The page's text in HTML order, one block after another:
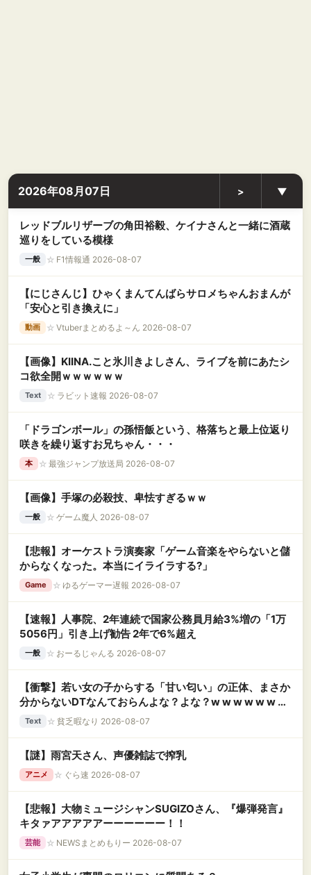
2026年08月07日 > ▼
レッドブルリザーブの角田裕毅、ケイナさんと一緒に酒蔵
巡りをしている模様
一般 ☆ F1情報通 2026-08-07
【にじさんじ】ひゃくまんてんばらサロメちゃんおまんが
「安心と引き換えに」
動画 ☆ Vtuberまとめるよ～ん 2026-08-07
【画像】KIINA.こと氷川きよしさん、ライブを前にあたシ
コ欲全開ｗｗｗｗｗｗ
Text ☆ ラビット速報 2026-08-07
「ドラゴンボール」の孫悟飯という、格落ちと最上位返り
咲きを繰り返すお兄ちゃん・・・
本 ☆ 最強ジャンプ放送局 2026-08-07
【画像】手塚の必殺技、卑怯すぎるｗｗ
一般 ☆ ゲーム魔人 2026-08-07
【悲報】オーケストラ演奏家「ゲーム音楽をやらないと儲
からなくなった。本当にイライラする?」
Game ☆ ゆるゲーマー遅報 2026-08-07
【速報】人事院、2年連続で国家公務員月給3%増の「1万
5056円」引き上げ勧告 2年で6%超え
一般 ☆ おーるじゃんる 2026-08-07
【衝撃】若い女の子からする「甘い匂い」の正体、まさか
分からないDTなんておらんよな？よな？w w w w w w w
w w w w
Text ☆ 貧乏暇なり 2026-08-07
【謎】雨宮天さん、声優雑誌で搾乳
アニメ ☆ ぐら速 2026-08-07
【悲報】大物ミュージシャンSUGIZOさん、『爆弾発言』
キタァアアアアアーーーーーー！！
芸能 ☆ NEWSまとめもりー 2026-08-07